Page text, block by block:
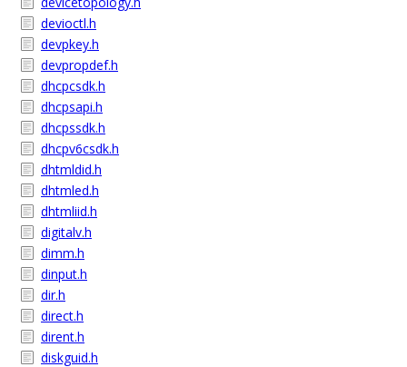
devioctl.h
devpkey.h
devpropdef.h
dhcpcsdk.h
dhcpsapi.h
dhcpssdk.h
dhcpv6csdk.h
dhtmldid.h
dhtmled.h
dhtmliid.h
digitalv.h
dimm.h
dinput.h
dir.h
direct.h
dirent.h
diskguid.h